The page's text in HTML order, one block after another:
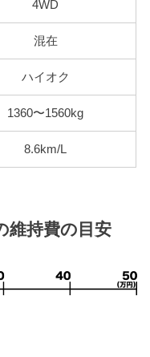
4WD
混在
ハイオク
1360〜1560kg
8.6km/L
維持費の目安